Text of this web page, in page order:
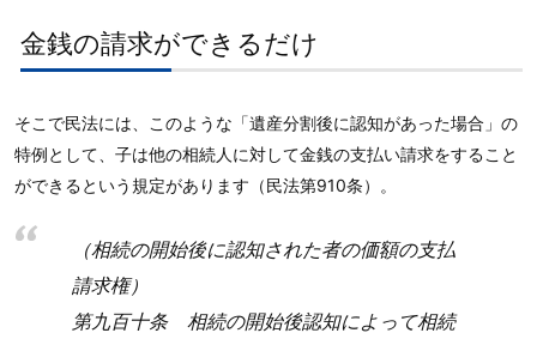
金銭の請求ができるだけ
そこで民法には、このような「遺産分割後に認知があった場合」の
特例として、子は他の相続人に対して金銭の支払い請求をすること
ができるという規定があります（民法第910条）。
（相続の開始後に認知された者の価額の支払
請求権）
第九百十条 相続の開始後認知によって相続